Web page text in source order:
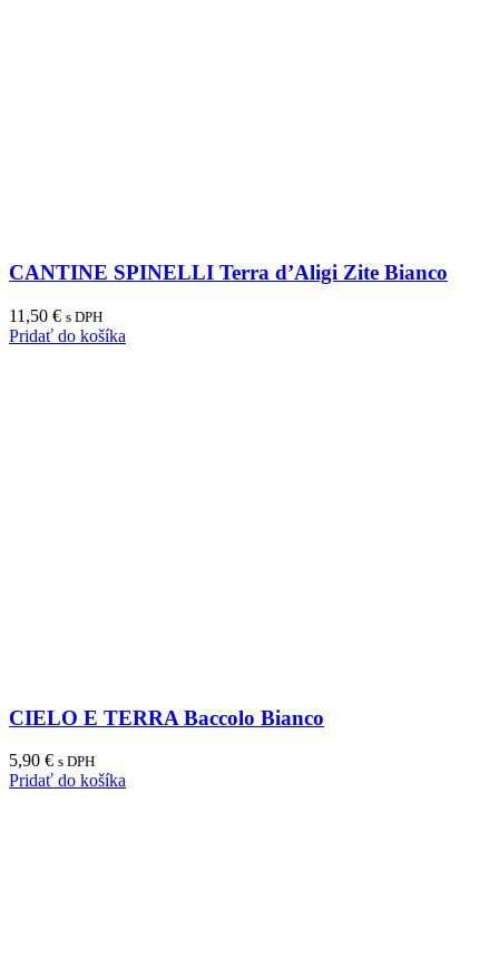
CANTINE SPINELLI Terra d’Aligi Zite Bianco
11,50 € s DPH
Pridať do košíka
CIELO E TERRA Baccolo Bianco
5,90 € s DPH
Pridať do košíka